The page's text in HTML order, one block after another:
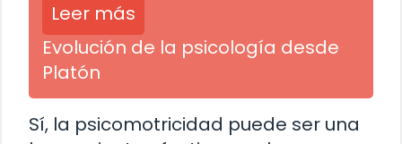
Leer más
Evolución de la psicología desde
Platón
Sí, la psicomotricidad puede ser una